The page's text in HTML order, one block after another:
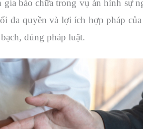
bào chữa trong vụ án hình sự
đa quyền và lợi ích hợp pháp
đúng pháp luật.